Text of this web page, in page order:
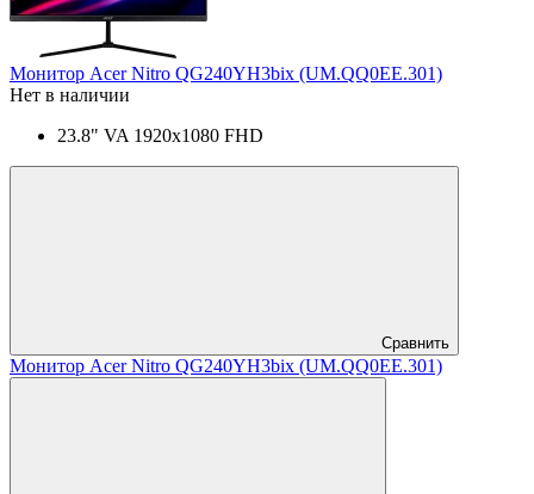
Монитор Acer Nitro QG240YH3bix (UM.QQ0EE.301)
Нет в наличии
23.8" VA 1920x1080 FHD
Сравнить
Монитор Acer Nitro QG240YH3bix (UM.QQ0EE.301)